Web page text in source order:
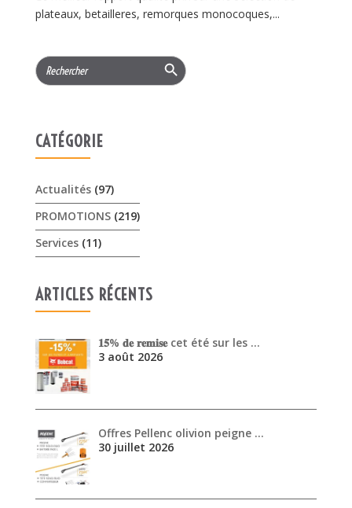
plateaux, betailleres, remorques monocoques,...
Search
for:
Search Button
CATÉGORIE
Actualités(97)
PROMOTIONS(219)
Services(11)
ARTICLES RÉCENTS
𝟏𝟓% 𝐝𝐞 𝐫𝐞𝐦𝐢𝐬𝐞 cet été sur les …
3 août 2026
Offres Pellenc olivion peigne …
30 juillet 2026